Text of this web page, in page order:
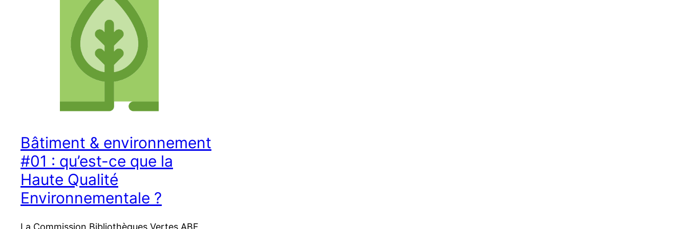
Bâtiment & environnement
#01 : qu’est-ce que la
Haute Qualité
Environnementale ?
La Commission Bibliothèques Vertes ABF